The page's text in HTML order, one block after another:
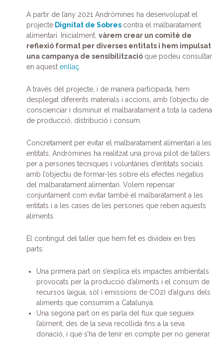
A partir de l’any 2021 Andròmines ha desenvolupat el
projecte Dignitat de Sobres contra el malbaratament
alimentari. Inicialment, vàrem crear un comitè de
reflexió format per diverses entitats i hem impulsat
una campanya de sensibilització que podeu consultar
en aquest enllaç.
A través del projecte, i de manera participada, hem
desplegat diferents materials i accions, amb l’objectiu de
conscienciar i disminuir el malbaratament a tota la cadena
de producció, distribució i consum.
Concretament per evitar el malbaratament alimentari a les
entitats, Andròmines ha realitzat una prova pilot de tallers
per a persones tècniques i voluntàries d’entitats socials
amb l’objectiu de formar-les sobre els efectes negatius
del malbaratament alimentari. Volem repensar
conjuntament com evitar també el malbaratament a les
entitats i a les cases de les persones que reben aquests
aliments.
El contingut del taller que hem fet es divideix en tres
parts:
Una primera part on s’explica els impactes ambientals
provocats per la producció d’aliments i el consum de
recursos (aigua, sòl i emissions de CO2) d’alguns dels
aliments que consumim a Catalunya.
Una segona part on es parla del flux que segueix
l’aliment, des de la seva recollida fins a la seva
donació, i que s’ha de tenir en compte per no generar